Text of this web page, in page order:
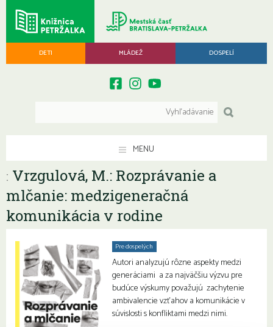
DETI MLÁDEŽ DOSPELÍ
MENU
: Vrzgulová, M.: Rozprávanie a
mlčanie: medzigeneračná
komunikácia v rodine
Pre dospelých
Autori analyzujú rôzne aspekty medzi
generáciami a za najväčšiu výzvu pre
budúce výskumy považujú zachytenie
ambivalencie vzťahov a komunikácie v
súvislosti s konfliktami medzi nimi.